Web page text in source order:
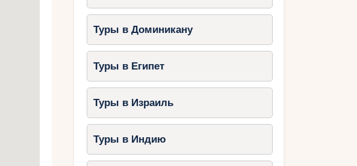
Туры в Доминикану
Туры в Египет
Туры в Израиль
Туры в Индию